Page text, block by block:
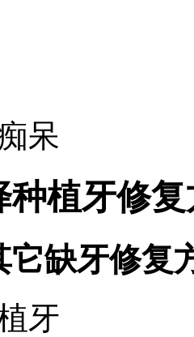
呆
种植牙修
它缺牙修复
牙